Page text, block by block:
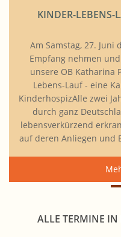
KINDER-LEBENS-
Am Samstag, 27.
Empfang nehmen
unsere OB Katharina
Lebens-Lauf - eine
KinderhospizAlle zwei
durch ganz
lebensverkürzend
auf deren Anliegen und
Berührungsängste
für
ALLE TERMINE IN